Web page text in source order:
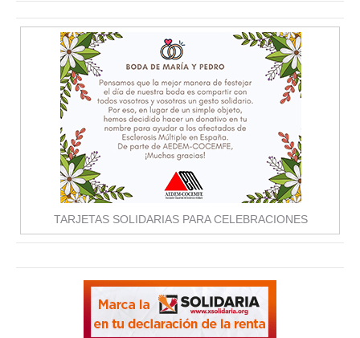
TARJETAS SOLIDARIAS PARA CELEBRACIONES